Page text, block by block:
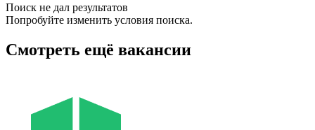
Поиск не дал результатов
Попробуйте изменить условия поиска.
Смотреть ещё вакансии